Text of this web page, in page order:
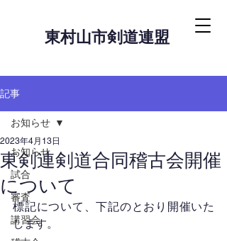
東村山市剣道連盟
記事
お知らせ
試合
審査
講習会
お知らせ
東剣連剣道合同稽古会開催
について
2023年4月13日
標記について、下記のとおり開催いた
します。